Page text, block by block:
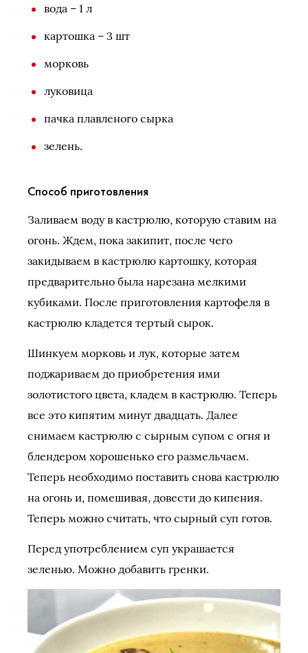
вода – 1 л
картошка – 3 шт
морковь
луковица
пачка плавленого сырка
зелень.
Способ приготовления
Заливаем воду в кастрюлю, которую ставим на
огонь. Ждем, пока закипит, после чего
закидываем в кастрюлю картошку, которая
предварительно была нарезана мелкими
кубиками. После приготовления картофеля в
кастрюлю кладется тертый сырок.
Шинкуем морковь и лук, которые затем
поджариваем до приобретения ими
золотистого цвета, кладем в кастрюлю. Теперь
все это кипятим минут двадцать. Далее
снимаем кастрюлю с сырным супом с огня и
блендером хорошенько его размельчаем.
Теперь необходимо поставить снова кастрюлю
на огонь и, помешивая, довести до кипения.
Теперь можно считать, что сырный суп готов.
Перед употреблением суп украшается
зеленью. Можно добавить гренки.